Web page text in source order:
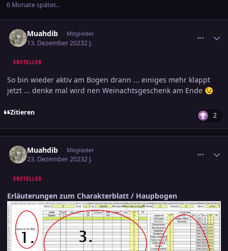
6 Monate später...
Muahdib Mitglieder
13. Dezember 20232 J.
ERSTELLER
So bin wieder aktiv am Bogen drann ... einiges mehr klappt
jetzt ... denke mal wird nen Weinachtsgeschenk am Ende 😉
Zitieren 2
Muahdib Mitglieder
23. Dezember 20232 J.
ERSTELLER
Erläuterungen zum Charakterblatt / Haupbogen